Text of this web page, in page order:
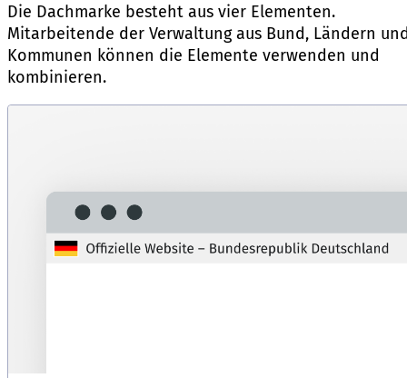
Die Dachmarke besteht aus vier Elementen.
Mitarbeitende der Verwaltung aus Bund, Ländern
Kommunen können die Elemente verwenden und
kombinieren.